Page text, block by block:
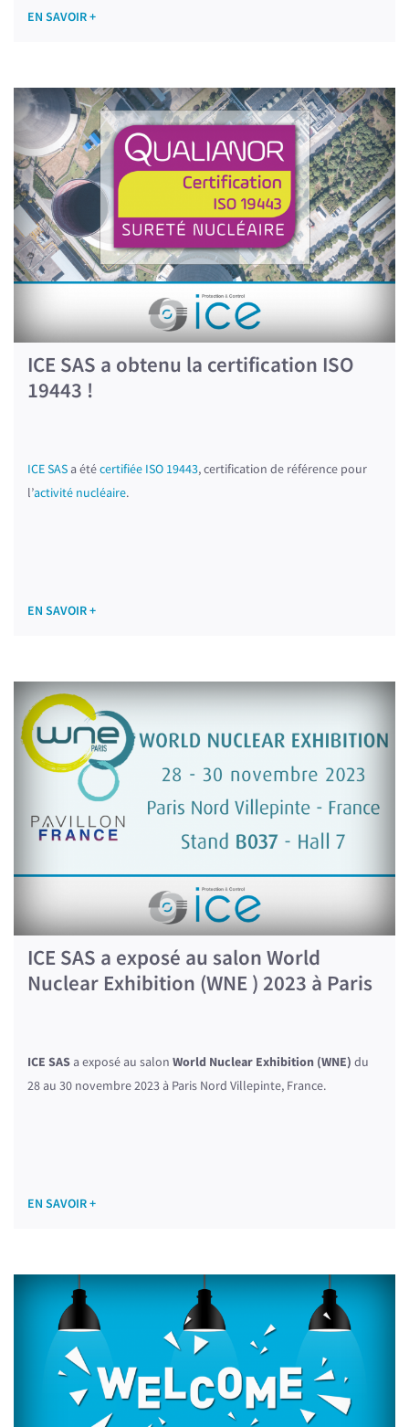
EN SAVOIR +
ICE SAS a obtenu la certification ISO
19443 !
ICE SAS a étécertifiée ISO 19443, certification de référence pour
l’activité nucléaire.
EN SAVOIR +
ICE SAS a exposé au salon World
Nuclear Exhibition (WNE ) 2023 à Paris
ICE SAS a exposé au salon World Nuclear Exhibition (WNE) du
28 au 30 novembre 2023 à Paris Nord Villepinte, France.
EN SAVOIR +